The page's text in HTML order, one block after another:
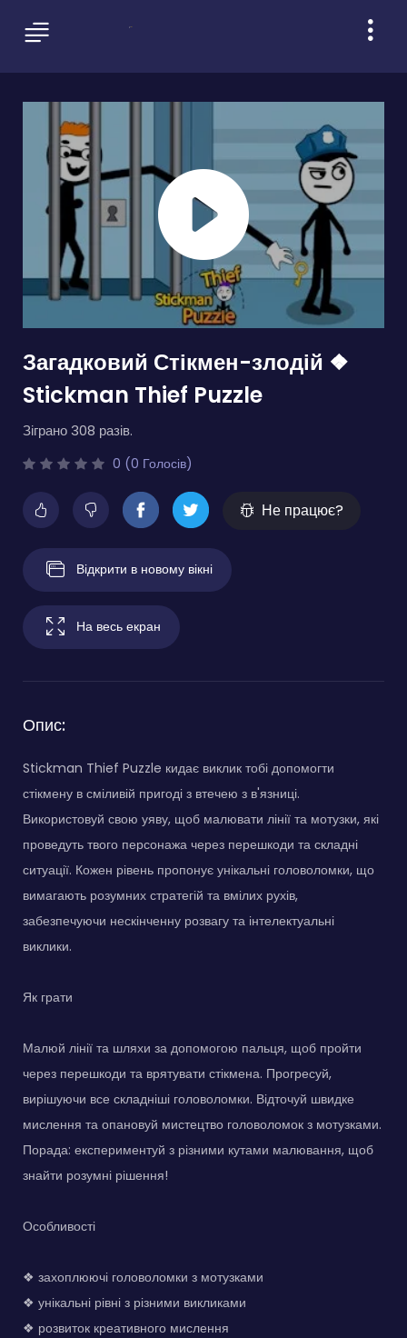
Загадковий Стікмен-злодій ❖
Stickman Thief Puzzle
Зіграно 308 разів.
0 (0 Голосів)
Не працює?
Відкрити в новому вікні
На весь екран
Опис:
Stickman Thief Puzzle кидає виклик тобі допомогти
стікмену в сміливій пригоді з втечею з в'язниці.
Використовуй свою уяву, щоб малювати лінії та мотузки, які
проведуть твого персонажа через перешкоди та складні
ситуації. Кожен рівень пропонує унікальні головоломки, що
вимагають розумних стратегій та вмілих рухів,
забезпечуючи нескінченну розвагу та інтелектуальні
виклики.
Як грати
Малюй лінії та шляхи за допомогою пальця, щоб пройти
через перешкоди та врятувати стікмена. Прогресуй,
вирішуючи все складніші головоломки. Відточуй швидке
мислення та опановуй мистецтво головоломок з мотузками.
Порада: експериментуй з різними кутами малювання, щоб
знайти розумні рішення!
Особливості
❖ захоплюючі головоломки з мотузками
❖ унікальні рівні з різними викликами
❖ розвиток креативного мислення